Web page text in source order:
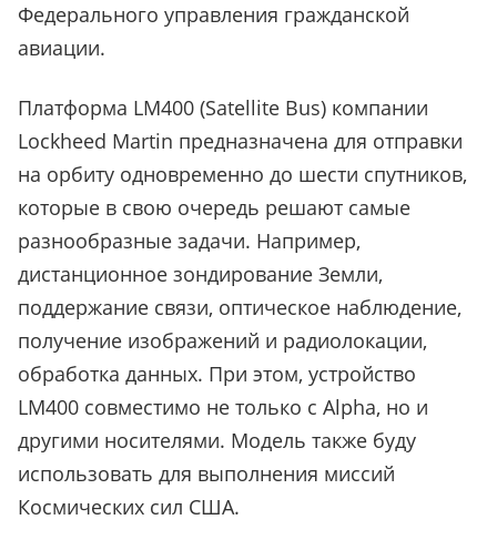
Федерального управления гражданской
авиации.
Платформа LM400 (Satellite Bus) компании
Lockheed Martin предназначена для отправки
на орбиту одновременно до шести спутников,
которые в свою очередь решают самые
разнообразные задачи. Например,
дистанционное зондирование Земли,
поддержание связи, оптическое наблюдение,
получение изображений и радиолокации,
обработка данных. При этом, устройство
LM400 совместимо не только с Alpha, но и
другими носителями. Модель также буду
использовать для выполнения миссий
Космических сил США.